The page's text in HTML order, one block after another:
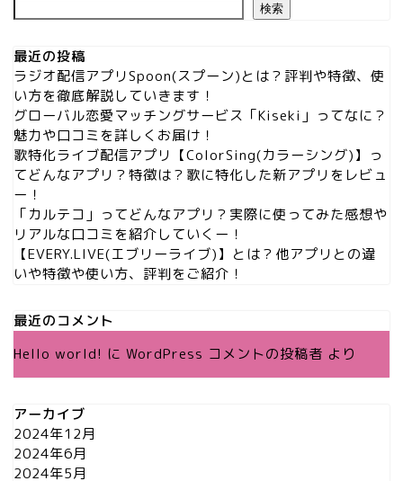
検索
最近の投稿
ラジオ配信アプリSpoon(スプーン)とは？評判や特徴、使
い方を徹底解説していきます！
グローバル恋愛マッチングサービス「Kiseki」ってなに？
魅力や口コミを詳しくお届け！
歌特化ライブ配信アプリ【ColorSing(カラーシング)】っ
てどんなアプリ？特徴は？歌に特化した新アプリをレビュ
ー！
「カルテコ」ってどんなアプリ？実際に使ってみた感想や
リアルな口コミを紹介していくー！
【EVERY.LIVE(エブリーライブ)】とは？他アプリとの違
いや特徴や使い方、評判をご紹介！
最近のコメント
Hello world! に WordPress コメントの投稿者 より
アーカイブ
2024年12月
2024年6月
2024年5月